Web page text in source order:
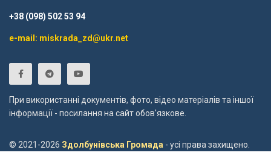
+38 (098) 502 53 94
e-mail: miskrada_zd@ukr.net
При використанні документів, фото, відео матеріалів та іншої
інформації - посилання на сайт обов'язкове.
© 2021-2026 Здолбунівська Громада - усі права захищено.